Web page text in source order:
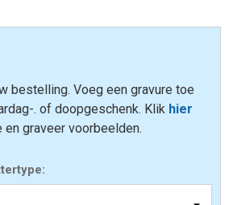
bestelling. Voeg een gravure toe
. of doopgeschenk. Klik hier
graveer voorbeelden.